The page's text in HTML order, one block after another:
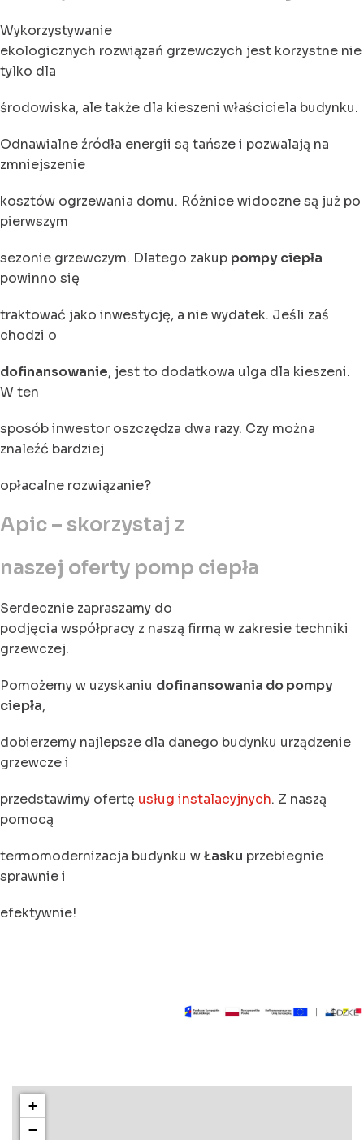
Wykorzystywanie
ekologicznych rozwiązań grzewczych jest korzystne nie
tylko dla
środowiska, ale także dla kieszeni właściciela budynku.
Odnawialne źródła energii są tańsze i pozwalają na
zmniejszenie
kosztów ogrzewania domu. Różnice widoczne są już po
pierwszym
sezonie grzewczym. Dlatego zakup pompy ciepła
powinno się
traktować jako inwestycję, a nie wydatek. Jeśli zaś
chodzi o
dofinansowanie, jest to dodatkowa ulga dla kieszeni.
W ten
sposób inwestor oszczędza dwa razy. Czy można
znaleźć bardziej
opłacalne rozwiązanie?
Apic – skorzystaj z
naszej oferty pomp ciepła
Serdecznie zapraszamy do
podjęcia współpracy z naszą firmą w zakresie techniki
grzewczej.
Pomożemy w uzyskaniu dofinansowania do pompy
ciepła,
dobierzemy najlepsze dla danego budynku urządzenie
grzewcze i
przedstawimy ofertę usług instalacyjnych. Z naszą
pomocą
termomodernizacja budynku wŁasku przebiegnie
sprawnie i
efektywnie!
+
−